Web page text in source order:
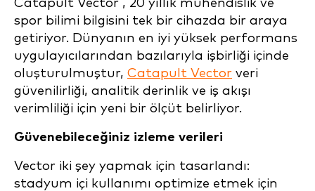
Catapult Vector , 20 yıllık mühendislik ve
spor bilimi bilgisini tek bir cihazda bir araya
getiriyor. Dünyanın en iyi yüksek performans
uygulayıcılarından bazılarıyla işbirliği içinde
oluşturulmuştur, Catapult Vector veri
güvenilirliği, analitik derinlik ve iş akışı
verimliliği için yeni bir ölçüt belirliyor.
Güvenebileceğiniz izleme verileri
Vector iki şey yapmak için tasarlandı:
stadyum içi kullanımı optimize etmek için